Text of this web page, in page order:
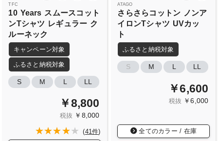
TFC
10 Years スムースコット
ンTシャツ レギュラー ク
ルーネック
キャンペーン対象
ふるさと納税対象
S M L LL
￥8,800
税抜 ￥8,000
(41件)
ATAGO
さらさらコットン ノンア
イロンTシャツ UVカッ
ト
ふるさと納税対象
S M L LL
￥6,600
税抜 ￥6,000
全てのカラー / 在庫